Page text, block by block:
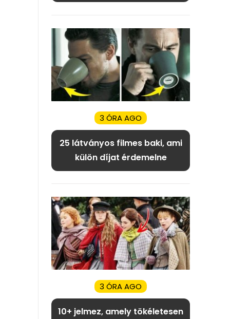
3 ÓRA AGO
25 látványos filmes baki, ami
külön díjat érdemelne
3 ÓRA AGO
10+ jelmez, amely tökéletesen